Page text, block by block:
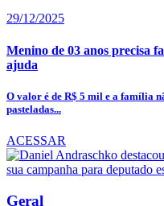
29/12/2025
Menino de 03 anos precisa
ajuda
O valor é de R$ 5 mil e a família
pasteladas...
ACESSAR
Geral